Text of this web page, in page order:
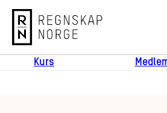
Regnskap Norge
Kurs